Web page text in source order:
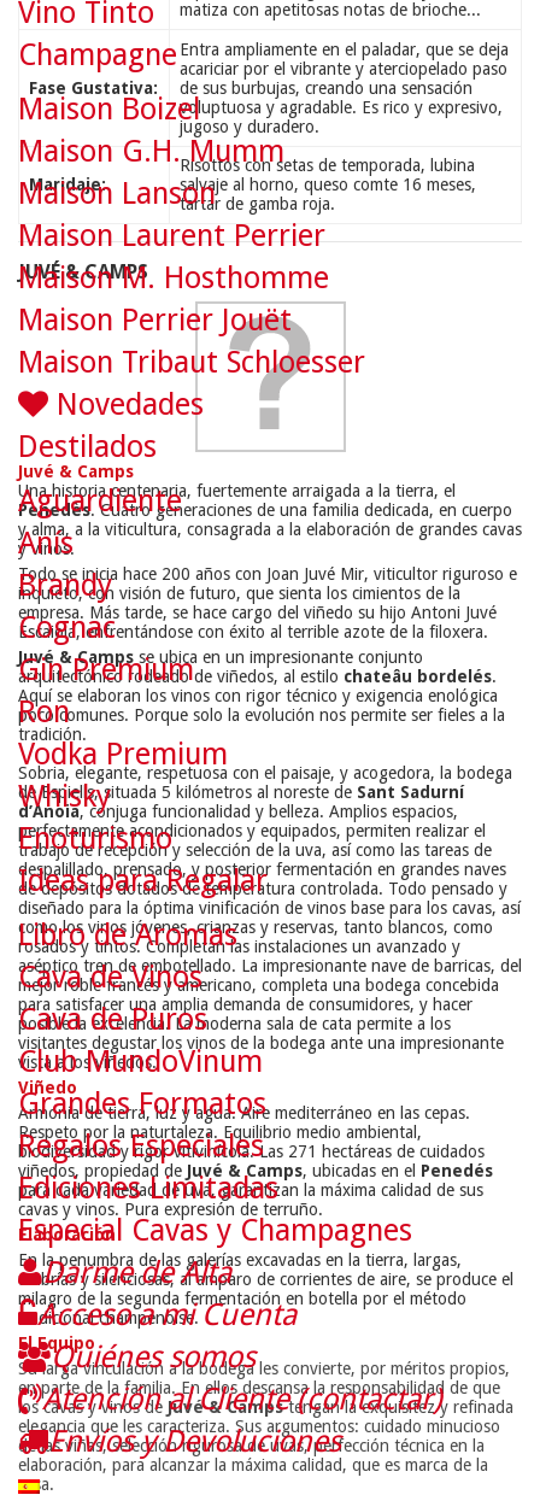
matiza con apetitosas notas de brioche...
Fase Gustativa:
Entra ampliamente en el paladar, que se deja
acariciar por el vibrante y aterciopelado paso
de sus burbujas, creando una sensación
voluptuosa y agradable. Es rico y expresivo,
jugoso y duradero.
Maridaje:
Risottos con setas de temporada, lubina
salvaje al horno, queso comte 16 meses,
tartar de gamba roja.
JUVÉ & CAMPS
Juvé & Camps
Una historia centenaria, fuertemente arraigada a la tierra, el
Penedès. Cuatro generaciones de una familia dedicada, en cuerpo
y alma, a la viticultura, consagrada a la elaboración de grandes cavas
y vinos.
Todo se inicia hace 200 años con Joan Juvé Mir, viticultor riguroso e
inquieto, con visión de futuro, que sienta los cimientos de la
empresa. Más tarde, se hace cargo del viñedo su hijo Antoni Juvé
Escaiola, enfrentándose con éxito al terrible azote de la filoxera.
Juvé & Camps se ubica en un impresionante conjunto
arquitectónico rodeado de viñedos, al estilo chateâu bordelés.
Aquí se elaboran los vinos con rigor técnico y exigencia enológica
poco comunes. Porque solo la evolución nos permite ser fieles a la
tradición.
Sobria, elegante, respetuosa con el paisaje, y acogedora, la bodega
de Espiells, situada 5 kilómetros al noreste de Sant Sadurní
d’Anoia, conjuga funcionalidad y belleza. Amplios espacios,
perfectamente acondicionados y equipados, permiten realizar el
trabajo de recepción y selección de la uva, así como las tareas de
despalillado, prensado, y posterior fermentación en grandes naves
de depósitos dotados de temperatura controlada. Todo pensado y
diseñado para la óptima vinificación de vinos base para los cavas, así
como los vinos jóvenes, crianzas y reservas, tanto blancos, como
rosados y tintos. Completan las instalaciones un avanzado y
aséptico tren de embotellado. La impresionante nave de barricas, del
mejor roble francés y americano, completa una bodega concebida
para satisfacer una amplia demanda de consumidores, y hacer
posible la excelencia. La moderna sala de cata permite a los
visitantes degustar los vinos de la bodega ante una impresionante
vista a los viñedos.
Viñedo
Armonía de tierra, luz y agua. Aire mediterráneo en las cepas.
Respeto por la naturtaleza. Equilibrio medio ambiental,
biodiversidad y rigor vitivinícola. Las 271 hectáreas de cuidados
viñedos, propiedad de Juvé & Camps, ubicadas en el Penedés
para cada variedad de uva, garantizan la máxima calidad de sus
cavas y vinos. Pura expresión de terruño.
Elaboración
En la penumbra de las galerías excavadas en la tierra, largas,
umbrías y silenciosas, al amparo de corrientes de aire, se produce el
milagro de la segunda fermentación en botella por el método
tradicional champenoise.
El Equipo
Su larga vinculación a la bodega les convierte, por méritos propios,
en parte de la familia. En ellos descansa la responsabilidad de que
los cavas y vinos de Juvé & Campstengan la exquisitez y refinada
elegancia que les caracteriza. Sus argumentos: cuidado minucioso
de las viñas, selección rigurosa de uvas, perfección técnica en la
elaboración, para alcanzar la máxima calidad, que es marca de la
casa.
Vino Tinto
Champagne
Maison Boizel
Maison G.H. Mumm
Maison Lanson
Maison Laurent Perrier
Maison M. Hosthomme
Maison Perrier Jouët
Maison Tribaut Schloesser
Novedades
Destilados
Aguardiente
Anís
Brandy
Cognac
Gin Premium
Ron
Vodka Premium
Whisky
Enoturismo
Ideas para Regalar
Libro de Aromas
Cava de Vinos
Cava de Puros
Club MundoVinum
Grandes Formatos
Regalos Especiales
Ediciones Limitadas
Especial Cavas y Champagnes
Darme de Alta
Acceso a mi Cuenta
Quiénes somos
Atención al Cliente (contactar)
Envíos y Devoluciones